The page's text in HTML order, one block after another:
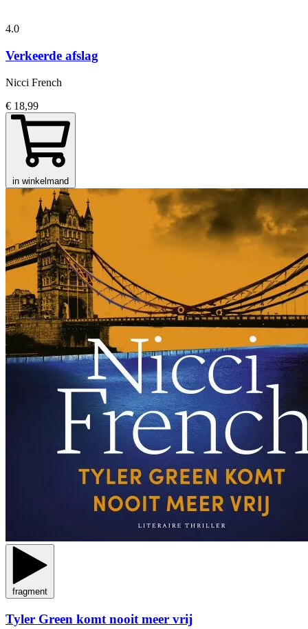
4.0
Verkeerde afslag
Nicci French
€ 18,99
in winkelmand
fragment
Tyler Green komt nooit meer vrij